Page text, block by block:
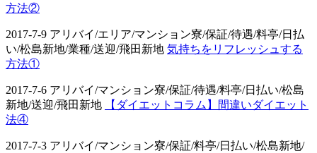
方法②
2017-7-9 アリバイ/エリア/マンション寮/保証/待遇/料亭/日払
い/松島新地/業種/送迎/飛田新地 気持ちをリフレッシュする
方法①
2017-7-6 アリバイ/マンション寮/保証/待遇/料亭/日払い/松島
新地/送迎/飛田新地
【ダイエットコラム】間違いダイエット
法④
2017-7-3 アリバイ/マンション寮/保証/料亭/日払い/松島新地/